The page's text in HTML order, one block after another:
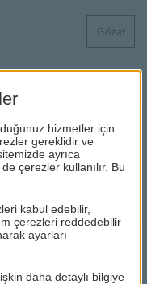
Gözat
Bilgilerin Cebine
öğrenmek
yeterli!
hizmetler için
gereklidir ve
ayrıca
çerezler kullanılır. Bu
kabul edebilir,
çerezleri reddedebilir
ayarları
daha detaylı bilgiye